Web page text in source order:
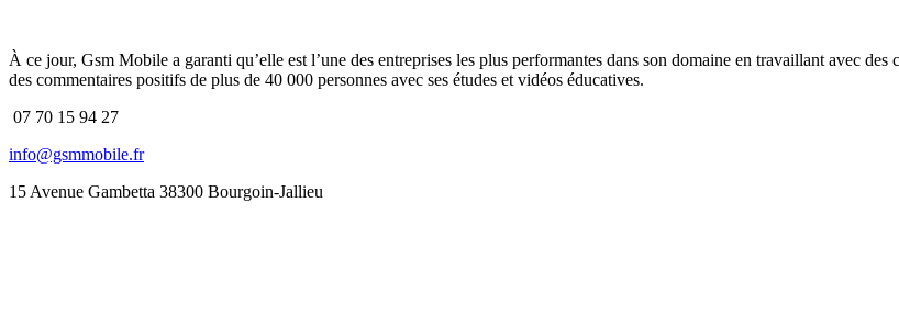
À ce jour, Gsm Mobile a garanti qu’elle est l’une des entreprises les plus performantes dans son domaine en travaillant avec
des commentaires positifs de plus de 40 000 personnes avec ses études et vidéos éducatives.
07 70 15 94 27
info@gsmmobile.fr
15 Avenue Gambetta 38300 Bourgoin-Jallieu